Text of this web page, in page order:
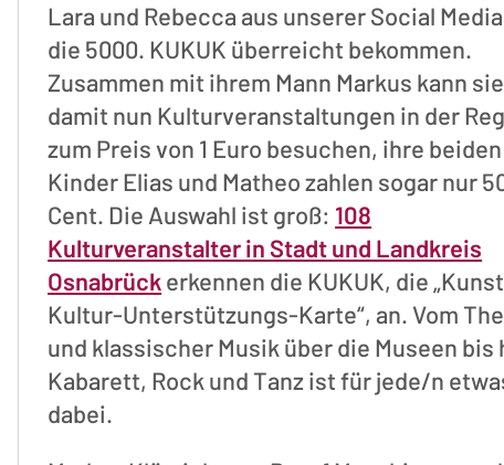
Lara und Rebecca aus unserer Social Media
die 5000. KUKUK überreicht bekommen.
Zusammen mit ihrem Mann Markus kann sie
damit nun Kulturveranstaltungen in der
zum Preis von 1 Euro besuchen, ihre beiden
Kinder Elias und Matheo zahlen sogar nur
Cent. Die Auswahl ist groß: 108
Kulturveranstalter in Stadt und Landkreis
Osnabrückerkennen die KUKUK, die
Kultur-Unterstützungs-Karte“, an. Vom
und klassischer Musik über die Museen bis
Kabarett, Rock und Tanz ist für jede/n
dabei.